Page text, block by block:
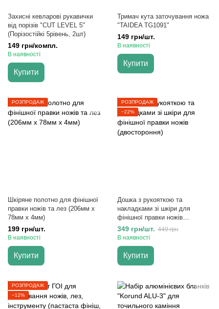
Захисні кевларові рукавички
від порізів "CUT LEVEL 5"
(Порізостійкі 5рівень, 2шт)
149 грн/компл.
В наявності
Купити
Тримач кута заточування ножа
"TAIDEA TG1091"
149 грн/шт.
В наявності
Купити
РОЗПРОДАЖ
Шкіряне полотно для фінішної
правки ножів та лез (206мм х
78мм х 4мм)
199 грн/шт.
В наявності
Купити
РОЗПРОДАЖ
−22%
Дошка з рукояткою та
накладками зі шкіри для
фінішної правки ножів
(двостороння)
349 грн/шт. 449 грн
В наявності
Купити
РОЗПРОДАЖ
−12%